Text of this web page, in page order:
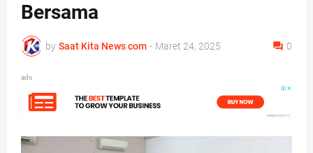
Bersama
by Saat Kita News com - Maret 24, 2025 0
ads